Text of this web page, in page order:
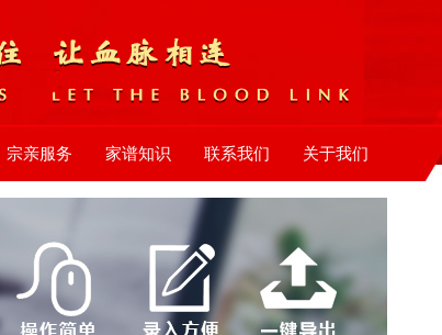
宗亲服务 家谱知识 联系我们 关于我们